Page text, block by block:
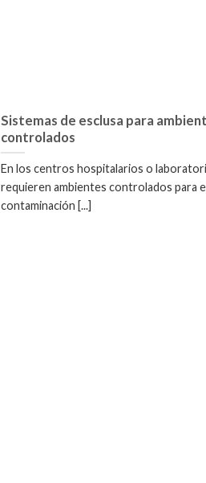
Sistemas de esclusa para
controlados
En los centros hospitalarios o
requieren ambientes controlados para
contaminación [...]